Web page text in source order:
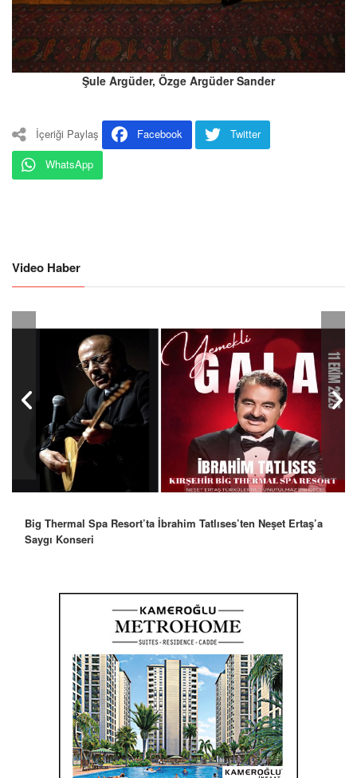
Şule Argüder, Özge Argüder Sander
İçeriği Paylaş Facebook
Twitter
WhatsApp
Video Haber
Robbie Williams’tan İstanbul’a Mesaj: “Unutulmaz Bir Gece
Olacak”